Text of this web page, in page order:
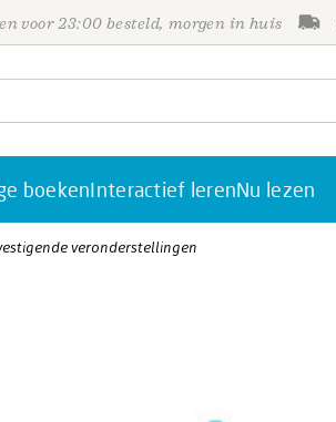
voor 23:00 besteld, morgen in huis
boekenInteractief lerenNu lezen
veronderstellingen